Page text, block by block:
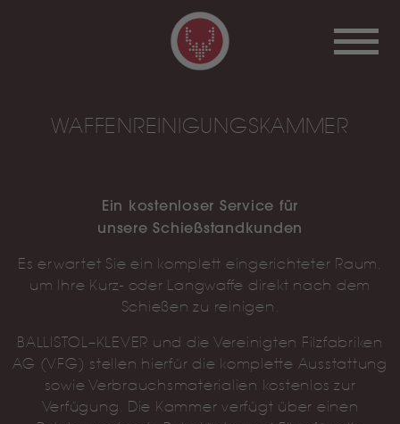
WAFFENREINIGUNGSKAMMER
Ein kostenloser Service für
unsere Schießstandkunden
Es erwartet Sie ein komplett eingerichteter Raum,
um Ihre Kurz- oder Langwaffe direkt nach dem
Schießen zu reinigen.
BALLISTOL–KLEVER und die Vereinigten Filzfabriken
AG (VFG) stellen hierfür die komplette Ausstattung
sowie Verbrauchsmaterialien kostenlos zur
Verfügung. Die Kammer verfügt über einen